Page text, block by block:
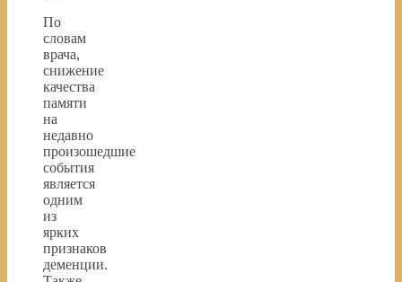
По
словам
врача,
снижение
качества
памяти
на
недавно
произошедшие
события
является
одним
из
ярких
признаков
деменции.